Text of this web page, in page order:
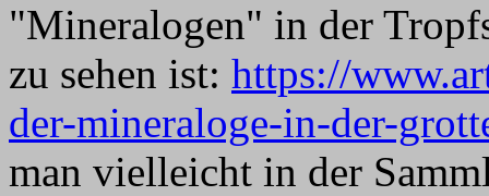
"Mineralogen" in der
zu sehen ist: https://
der-mineraloge-in-der-
man vielleicht in der